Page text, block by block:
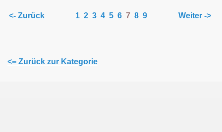
<- Zurück 1 2 3 4 5 6 7 8 9 Weiter ->
<= Zurück zur Kategorie